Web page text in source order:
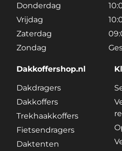
Donderdag
Vrijdag
Zaterdag
Zondag
Dakkoffershop.nl
Dakdragers
Dakkoffers
Trekhaakkoffers
Fietsendragers
Daktenten